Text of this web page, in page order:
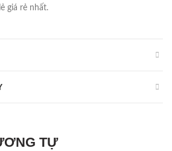
giá rẻ nhất.
TỰ